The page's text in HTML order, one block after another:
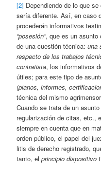
[2] Dependiendo de lo que
sería diferente. Así, en caso
procederán informativos
“posesión”, que es un
de una cuestión técnica:una
respecto de los trabajos
contratista, los informativos
útiles; para este tipo de
(planos, informes,
técnica del mismo
Cuando se trata de un
regularización de citas, etc.,
siempre en cuenta que en
orden público, el papel del
litis de derecho registrado,
tanto, elprincipio dispositivo